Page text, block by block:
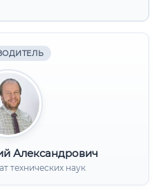
Александрович
технических наук